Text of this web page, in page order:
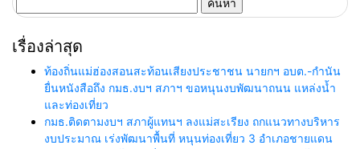
สำหรับ:
เรื่องล่าสุด
ท้องถิ่นแม่ฮ่องสอนสะท้อนเสียงประชาชน นายกฯ อบต.-กำนัน
ยื่นหนังสือถึง กมธ.งบฯ สภาฯ ขอหนุนงบพัฒนาถนน แหล่งน้ำ
และท่องเที่ยว
กมธ.ติดตามงบฯ สภาผู้แทนฯ ลงแม่สะเรียง ถกแนวทางบริหาร
งบประมาณ เร่งพัฒนาพื้นที่ หนุนท่องเที่ยว 3 อำเภอชายแดน